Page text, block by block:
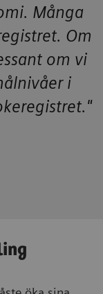
Många
Om
om vi
i